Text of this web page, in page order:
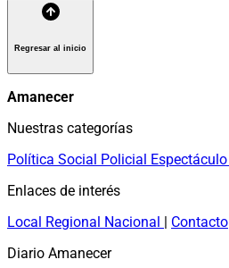
Regresar al inicio
Amanecer
Nuestras categorías
Política Social Policial Espectáculo
Enlaces de interés
Local Regional Nacional | Contacto
Diario Amanecer